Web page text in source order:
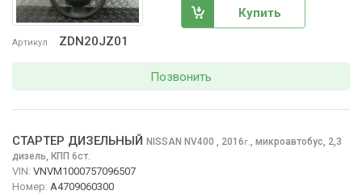
Артикул ZDN20JZ01
Купить
Позвонить
СТАРТЕР ДИЗЕЛЬНЫЙ NISSAN NV400 , 2016г. микроавтобус, 2,3
дизель, КПП 6ст.
VIN: VNVM1000757096507
Номер: A4709060300